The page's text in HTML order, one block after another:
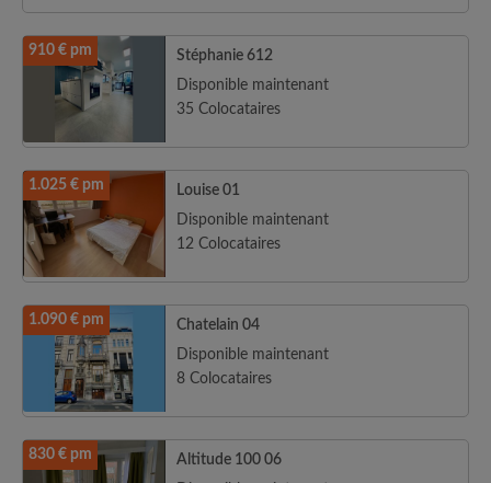
910 € pm
Stéphanie 612
Disponible maintenant
35 Colocataires
1.025 € pm
Louise 01
Disponible maintenant
12 Colocataires
1.090 € pm
Chatelain 04
Disponible maintenant
8 Colocataires
830 € pm
Altitude 100 06